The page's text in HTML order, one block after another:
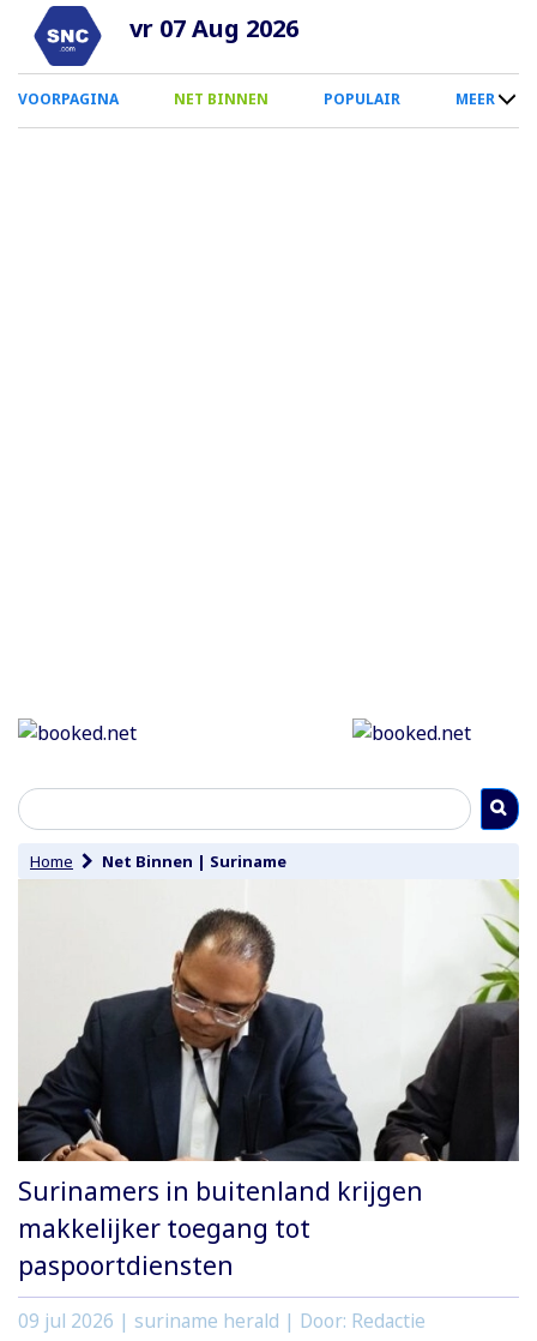
Overslaan
naar
inhoud
vr 07 Aug 2026
0
Smartphone
VOORPAGINA NET BINNEN POPULAIR MEER
Home Net Binnen | Suriname
Surinamers in buitenland krijgen
makkelijker toegang tot
paspoortdiensten
09 jul 2026 | suriname herald | Door: Redactie